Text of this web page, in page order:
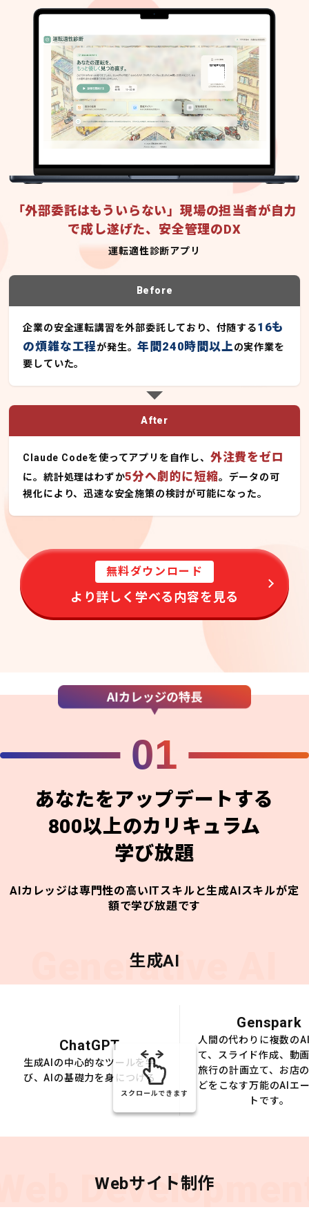
「外部委託はもういらない」現場の担当者が自力
で成し遂げた、安全管理のDX
運転適性診断アプリ
Before
企業の安全運転講習を外部委託しており、付随する16も
の煩雑な工程が発生。年間240時間以上の実作業を
要していた。
After
Claude Codeを使ってアプリを自作し、 外注費をゼロ
に。統計処理はわずか5分へ劇的に短縮。データの可
視化により、迅速な安全施策の検討が可能になった。
無料ダウンロード
より詳しく学べる内容を見る
01
あなたをアップデートする
800以上のカリキュラム
学び放題
AIカレッジは専門性の高いITスキルと生成AIスキルが定
額で学び放題です
Generative AI
生成AI
ChatGPT
生成AIの中心的なツールを学
び、AIの基礎力を身につける
Genspark
人間の代わりに複数の
て、スライド作成、動
旅行の計画立て、お店
どをこなす万能のAIエ
トです。
スクロールできます
Webサイト制作